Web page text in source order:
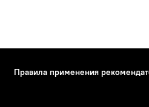
Правила применения